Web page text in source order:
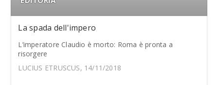
La spada dell'impero
L’imperatore Claudio è morto: Roma è pronta a
risorgere
LUCIUS ETRUSCUS, 14/11/2018